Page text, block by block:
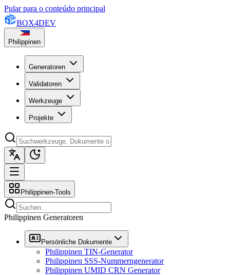
Pular para o conteúdo principal
BOX4DEV
Philippinen
Generatoren
Validatoren
Werkzeuge
Projekte
Philippinen-Tools
Philippinen Generatoren
Persönliche Dokumente
Philippinen TIN-Generator
Philippinen SSS-Nummerngenerator
Philippinen UMID CRN Generator